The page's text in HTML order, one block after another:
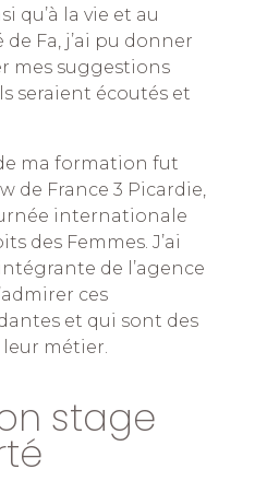
qu’à la vie et au
Fa, j’ai pu donner
mes suggestions
seraient écoutés et
ma formation fut
de France 3 Picardie,
internationale
des Femmes. J’ai
de l’agence
ces
et qui sont des
métier.
stage